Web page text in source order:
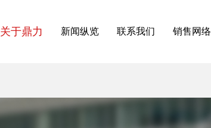
关于鼎力 新闻纵览 联系我们 销售网络